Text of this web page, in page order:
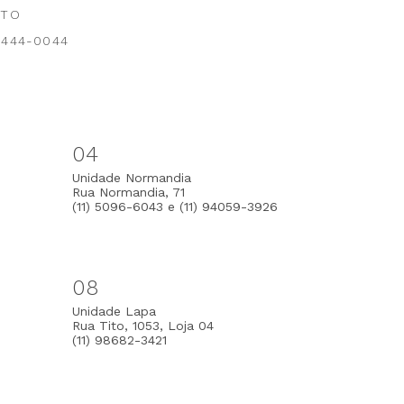
0044
04
Unidade Normandia
Rua Normandia, 71
(11) 5096-6043 e (11) 94059-3926
08
Unidade Lapa
Rua Tito, 1053, Loja 04
(11) 98682-3421